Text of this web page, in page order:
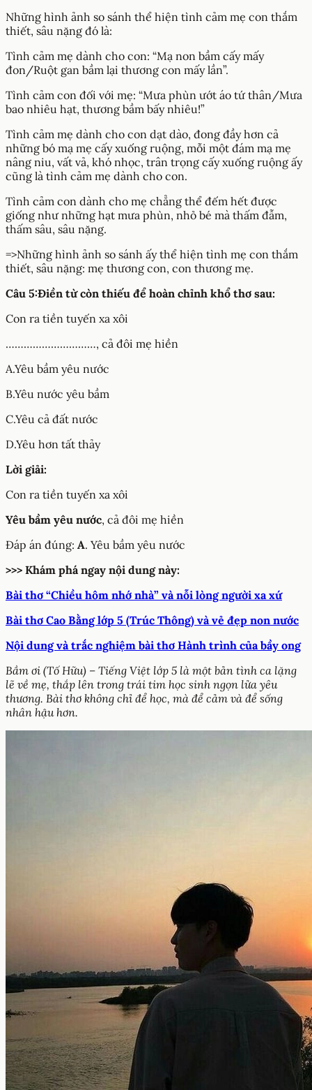
Những hình ảnh so sánh thể hiện tình cảm mẹ con thắm
thiết, sâu nặng đó là:
Tình cảm mẹ dành cho con: “Mạ non bầm cấy mấy
đon/Ruột gan bầm lại thương con mấy lần”.
Tình cảm con đối với mẹ: “Mưa phùn ướt áo tứ thân/Mưa
bao nhiêu hạt, thương bầm bấy nhiêu!”
Tình cảm mẹ dành cho con dạt dào, đong đầy hơn cả
những bó mạ mẹ cấy xuống ruộng, mỗi một đám mạ mẹ
nâng niu, vất vả, khó nhọc, trân trọng cấy xuống ruộng ấy
cũng là tình cảm mẹ dành cho con.
Tình cảm con dành cho mẹ chẳng thể đếm hết được
giống như những hạt mưa phùn, nhỏ bé mà thấm đẫm,
thấm sâu, sâu nặng.
=>Những hình ảnh so sánh ấy thể hiện tình mẹ con thắm
thiết, sâu nặng: mẹ thương con, con thương mẹ.
Câu 5:Điền từ còn thiếu để hoàn chỉnh khổ thơ sau:
Con ra tiền tuyến xa xôi
…………………………, cả đôi mẹ hiền
A.Yêu bầm yêu nước
B.Yêu nước yêu bầm
C.Yêu cả đất nước
D.Yêu hơn tất thảy
Lời giải:
Con ra tiền tuyến xa xôi
Yêu bầm yêu nước, cả đôi mẹ hiền
Đáp án đúng: A. Yêu bầm yêu nước
>>> Khám phá ngay nội dung này:
Bài thơ “Chiều hôm nhớ nhà” và nỗi lòng người xa xứ
Bài thơ Cao Bằng lớp 5 (Trúc Thông) và vẻ đẹp non nước
Nội dung và trắc nghiệm bài thơ Hành trình của bầy ong
Bầm ơi (Tố Hữu) – Tiếng Việt lớp 5 là một bản tình ca lặng
lẽ về mẹ, thắp lên trong trái tim học sinh ngọn lửa yêu
thương. Bài thơ không chỉ để học, mà để cảm và để sống
nhân hậu hơn.